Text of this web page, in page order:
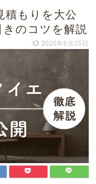
積もりを大公
きのコツを解説
2025年6月25日